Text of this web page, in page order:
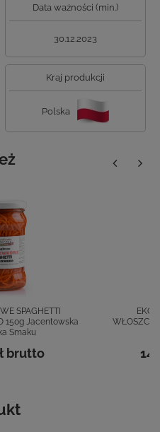
Data ważności (min.)
30.12.2023
Kraj produkcji
Polska
SPAGHETTI
150g Jacentowska
Smaku
brutto
EKO